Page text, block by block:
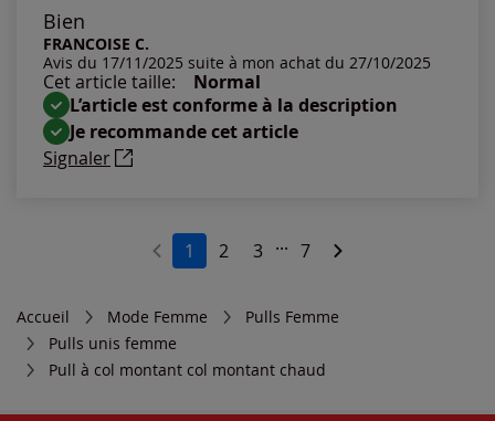
Bien
FRANCOISE C.
Avis du 17/11/2025 suite à mon achat du 27/10/2025
Cet article taille:
Normal
L’article est conforme à la description
Je recommande cet article
Signaler
1 2 3 ... 7
Accueil Mode Femme
Pulls Femme
Pulls unis femme
Pull à col montant col montant chaud